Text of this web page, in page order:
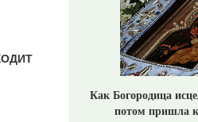
Как Богородица
потом пришла